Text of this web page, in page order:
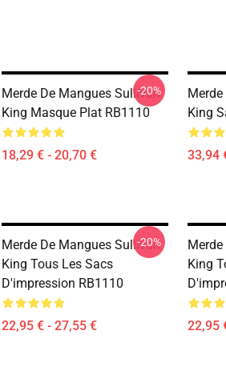
Merde De Mangues Sullivan
King Masque Plat RB1110
18,29 € - 20,70 €
-20%
King
33,94
Merde De Mangues Sullivan
King Tous Les Sacs
D'impression RB1110
22,95 € - 27,55 €
-20%
King
22,95